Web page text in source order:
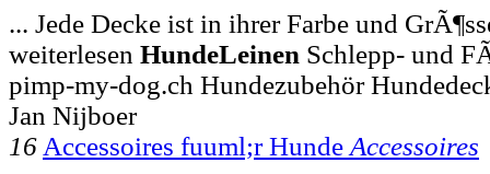
... Jede Decke ist in ihrer Farbe und
weiterlesen HundeLeinen Schlepp- und
pimp-my-dog.ch Hundezubehör
Jan Nijboer
16 Accessoires fuuml;r Hunde Accessoires